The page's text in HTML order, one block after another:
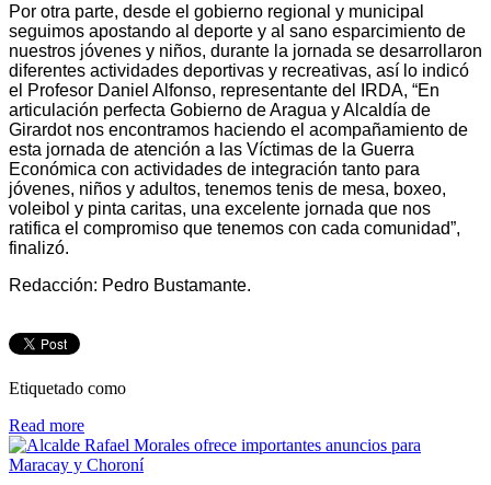
Por otra parte, desde el gobierno regional y municipal
seguimos apostando al deporte y al sano esparcimiento de
nuestros jóvenes y niños, durante la jornada se desarrollaron
diferentes actividades deportivas y recreativas, así lo indicó
el Profesor Daniel Alfonso, representante del IRDA, “En
articulación perfecta Gobierno de Aragua y Alcaldía de
Girardot nos encontramos haciendo el acompañamiento de
esta jornada de atención a las Víctimas de la Guerra
Económica con actividades de integración tanto para
jóvenes, niños y adultos, tenemos tenis de mesa, boxeo,
voleibol y pinta caritas, una excelente jornada que nos
ratifica el compromiso que tenemos con cada comunidad”,
finalizó.
Redacción: Pedro Bustamante.
Etiquetado como
Read more